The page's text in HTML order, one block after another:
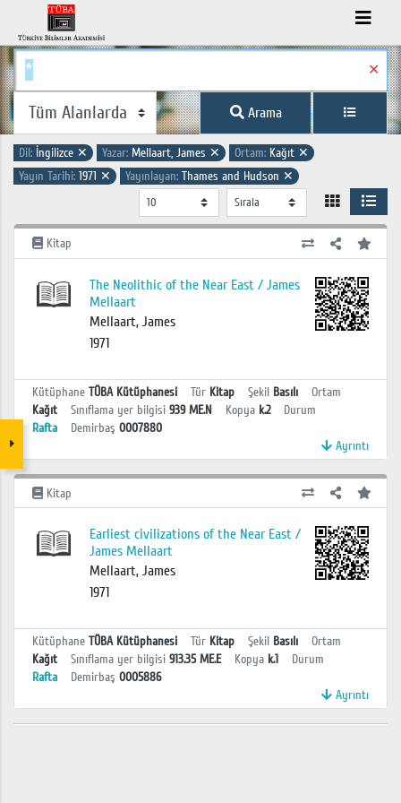
✕
Arama
Dil: İngilizce ✕ Yazar: Mellaart, James ✕ Ortam: Kağıt ✕
Yayın Tarihi: 1971 ✕ Yayınlayan: Thames and Hudson ✕
Kitap
The Neolithic of the Near East / James
Mellaart
Mellaart, James
1971
Kütüphane TÜBA Kütüphanesi Tür Kitap Şekil Basılı
Ortam
Kağıt
Sınıflama yer bilgisi 939 ME.N Kopya k.2
Durum
Rafta
Demirbaş 0007880
Ayrıntı
Kitap
Earliest civilizations of the Near East /
James Mellaart
Mellaart, James
1971
Kütüphane TÜBA Kütüphanesi Tür Kitap Şekil Basılı
Ortam
Kağıt
Sınıflama yer bilgisi 913.35 ME.E Kopya k.1
Durum
Rafta
Demirbaş 0005886
Ayrıntı